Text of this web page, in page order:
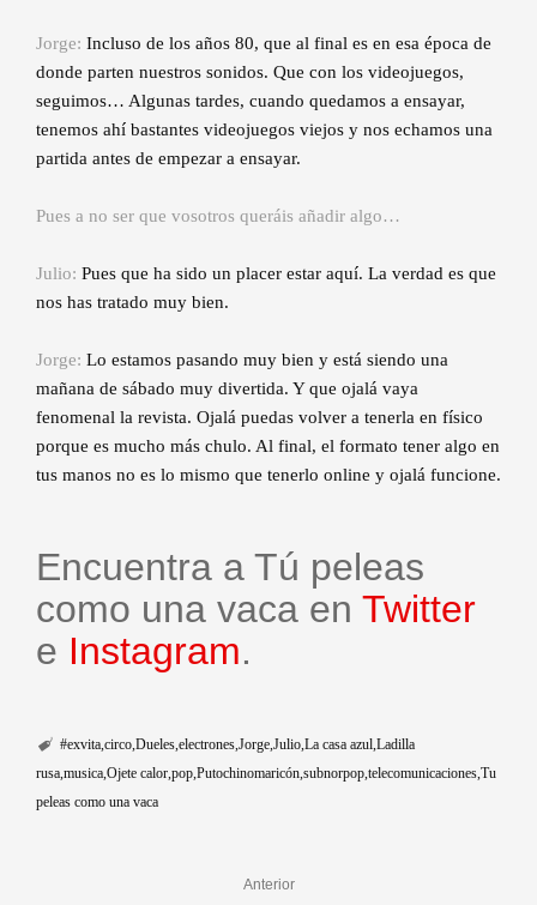
Jorge: Incluso de los años 80, que al final es en esa época de
donde parten nuestros sonidos. Que con los videojuegos,
seguimos… Algunas tardes, cuando quedamos a ensayar,
tenemos ahí bastantes videojuegos viejos y nos echamos una
partida antes de empezar a ensayar.
Pues a no ser que vosotros queráis añadir algo…
Julio: Pues que ha sido un placer estar aquí. La verdad es que
nos has tratado muy bien.
Jorge: Lo estamos pasando muy bien y está siendo una
mañana de sábado muy divertida. Y que ojalá vaya
fenomenal la revista. Ojalá puedas volver a tenerla en físico
porque es mucho más chulo. Al final, el formato tener algo en
tus manos no es lo mismo que tenerlo online y ojalá funcione.
Encuentra a Tú peleas
como una vaca en Twitter
e Instagram.
#exvita circo Dueles electrones Jorge Julio La casa azul Ladilla
rusa musica Ojete calor pop Putochinomaricón subnorpop telecomunicaciones Tu
peleas como una vaca
Anterior